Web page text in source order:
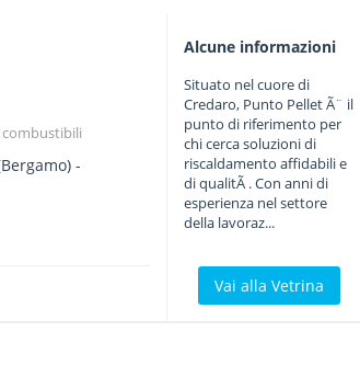
combustibili
-
Alcune informazioni
Situato nel cuore di
Credaro, Punto Pellet Ã¨ il
punto di riferimento per
chi cerca soluzioni di
riscaldamento affidabili e
di qualitÃ . Con anni di
esperienza nel settore
della lavoraz...
Vai alla Vetrina